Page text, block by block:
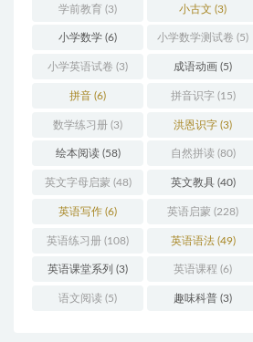
学前教育 (3) 小古文 (3)
小学数学 (6) 小学数学测试卷 (5)
小学英语试卷 (3) 成语动画 (5)
拼音 (6) 拼音识字 (15)
数学练习册 (3) 洪恩识字 (3)
绘本阅读(58) 自然拼读 (80)
英文字母启蒙(48) 英文教具(40)
英语写作 (6) 英语启蒙 (228)
英语练习册 (108) 英语语法(49)
英语课堂系列 (3) 英语课程 (6)
语文阅读 (5) 趣味科普 (3)